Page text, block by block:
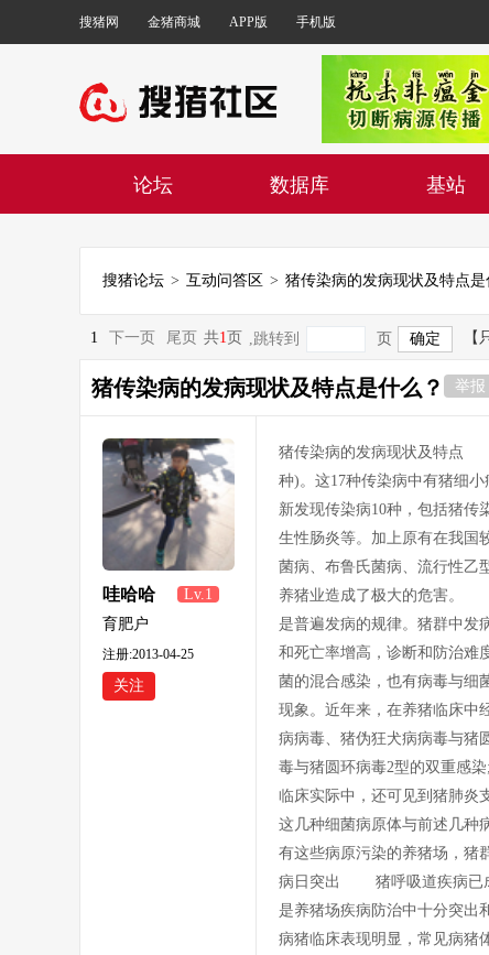
搜猪网 金猪商城 APP版 手机版
论坛 数据库 基站
搜猪论坛 > 互动问答区 > 猪传染病的发病现状及特点是
1 下一页 尾页 共1 页 ,跳转到 页 【
猪传染病的发病现状及特点是什么？ 举报
哇哈哈
345
Lv.1
育肥户
注册:2013-04-25
关注
猪传染病的发病现状及特点
种)。这17种传染病中有猪细
新发现传染病10种，包括猪传
生性肠炎等。加上原有在我国
菌病、布鲁氏菌病、流行性乙
养猪业造成了极大的危害。
是普遍发病的规律。猪群中发
和死亡率增高，诊断和防治难
菌的混合感染，也有病毒与细
现象。近年来，在养猪临床中
病病毒、猪伪狂犬病病毒与猪
毒与猪圆环病毒2型的双重感
临床实际中，还可见到猪肺炎
这几种细菌病原体与前述几种
有这些病原污染的养猪场，
病日突出 猪呼吸道疾病已成
是养猪场疾病防治中十分突出
病猪临床表现明显，常见病猪